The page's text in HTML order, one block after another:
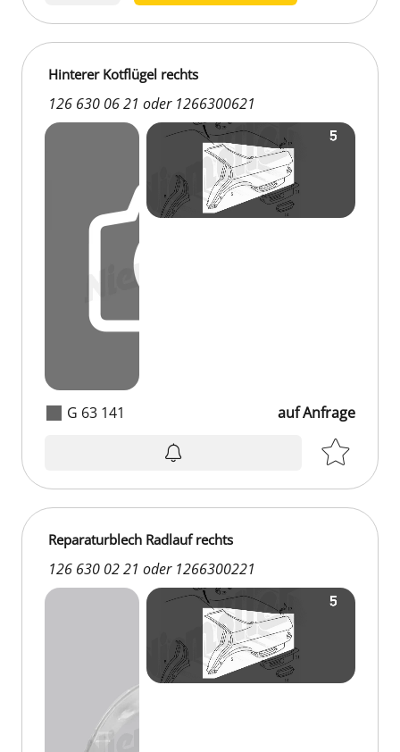
G 63 141
Hinterer Kotflügel rechts
126 630 06 21 oder 1266300621
auf Anfrage
Reparaturblech Radlauf rechts
126 630 02 21 oder 1266300221